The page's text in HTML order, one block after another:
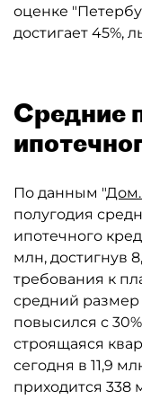
оценке
достигает 45%,
Средние
По данным "
полугодия
ипотечного
млн, достигнув
требования к
средний размер
повысился с
строящаяся
сегодня в 11,9
приходится 338